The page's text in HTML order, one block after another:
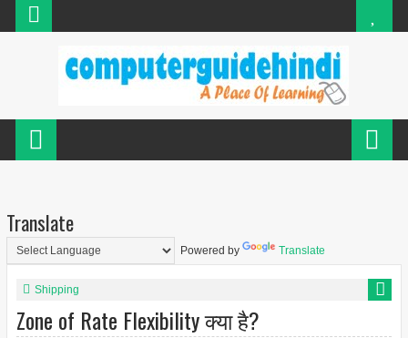
Translate
Powered by Translate
Shipping
Zone of Rate Flexibility क्या है?